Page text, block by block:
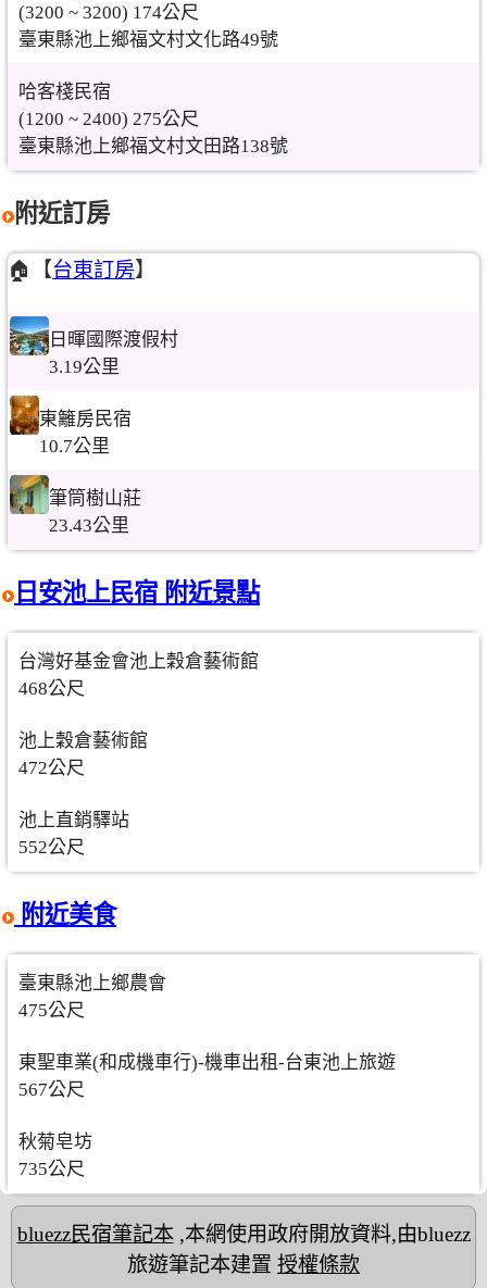
(3200 ~ 3200) 174公尺
臺東縣池上鄉福文村文化路49號
哈客棧民宿
(1200 ~ 2400) 275公尺
臺東縣池上鄉福文村文田路138號
附近訂房
🏠【台東訂房】
日暉國際渡假村
3.19公里
東籬房民宿
10.7公里
筆筒樹山莊
23.43公里
日安池上民宿 附近景點
台灣好基金會池上穀倉藝術館
468公尺
池上穀倉藝術館
472公尺
池上直銷驛站
552公尺
附近美食
臺東縣池上鄉農會
475公尺
東聖車業(和成機車行)-機車出租-台東池上旅遊
567公尺
秋菊皂坊
735公尺
bluezz民宿筆記本,本網使用政府開放資料,由bluezz
旅遊筆記本建置 授權條款